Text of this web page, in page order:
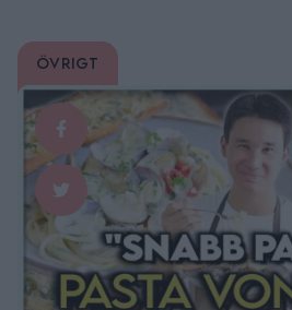
______________________________
tärnad 1 kruka koriander 150g
200g rödkål, strimlan 2st lime 2 msk
salt Chlimajo: 2 dl …
Continued
Övrigt